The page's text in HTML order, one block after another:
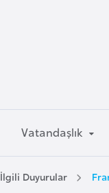
Vatandaşlık
Duyurular